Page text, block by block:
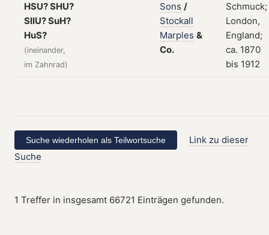
HSU? SHU?
SIIU? SuH?
HuS?
(ineinander,
im Zahnrad)
Sons /
Stockall
Marples &
Co.
Schmuck;
London,
England;
ca. 1870
bis 1912
Link zu dieser
Suche
1 Treffer in insgesamt 66721 Einträgen gefunden.